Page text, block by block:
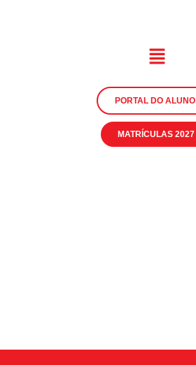
PORTAL DO ALUNO
MATRÍCULAS 2027